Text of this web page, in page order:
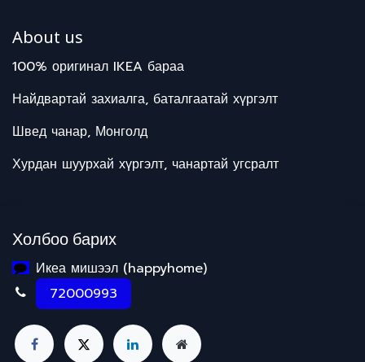
About us
100% оригинал IKEA бараа
Найдвартай захиалга, баталгаатай хүргэлт
Швед чанар, Монголд
Хурдан шуурхай хүргэлт, чанартай угсралт
Холбоо барих
Икеа мишээл (happyhome)
72000993